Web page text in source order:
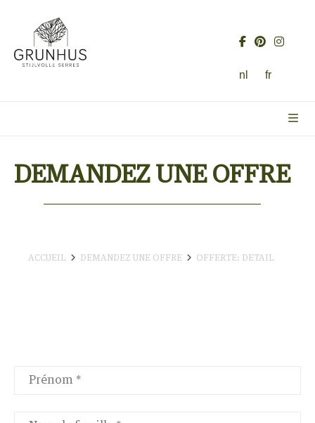
nl fr
DEMANDEZ UNE OFFRE
ACCUEIL DEMANDEZ UNE OFFRE OFFERTE: DETAIL